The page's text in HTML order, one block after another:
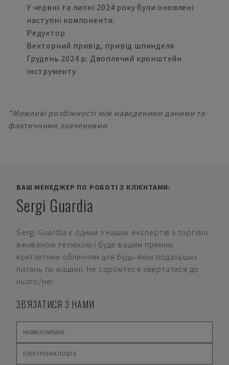
У червні та липні 2024 року були оновлені
наступні компоненти:
Редуктор
Векторний привід, привід шпинделя
Грудень 2024 р: Двоплечий кронштейн
інструменту
*Можливі розбіжності між наведеними даними та
фактичними значеннями
ВАШ МЕНЕДЖЕР ПО РОБОТІ З КЛІЄНТАМИ:
Sergi Guardia
Sergi Guardia є одним з наших експертів з торгівлі
вживаною технікою і буде вашим прямим
контактним обличчям для будь-яких подальших
питань по машині. Не соромтеся звертатися до
нього/неї.
ЗВ'ЯЗАТИСЯ З НАМИ